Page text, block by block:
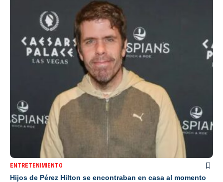
ENTRETENIMIENTO
Hijos de Pérez Hilton se encontraban en casa al momento